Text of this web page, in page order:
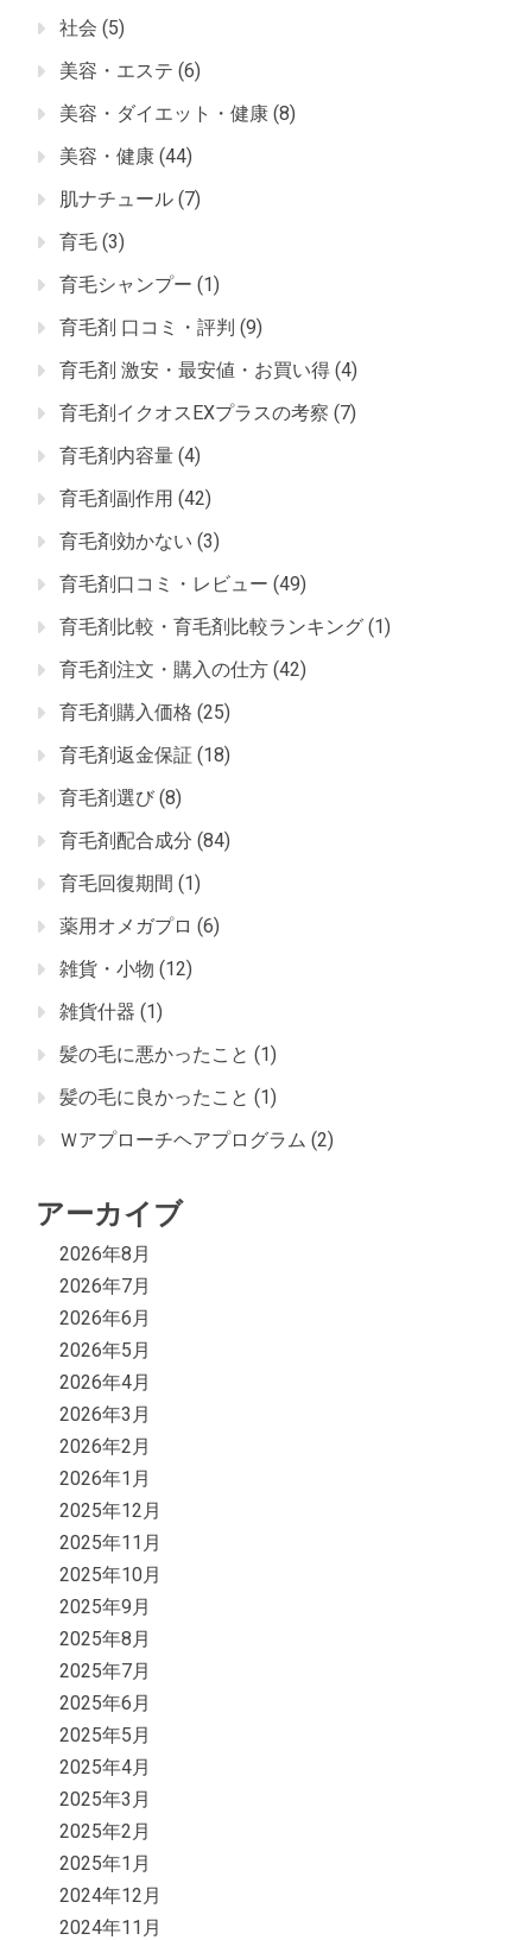
社会 (5)
美容・エステ (6)
美容・ダイエット・健康 (8)
美容・健康 (44)
肌ナチュール (7)
育毛 (3)
育毛シャンプー (1)
育毛剤 口コミ・評判 (9)
育毛剤 激安・最安値・お買い得 (4)
育毛剤イクオスEXプラスの考察 (7)
育毛剤内容量 (4)
育毛剤副作用 (42)
育毛剤効かない (3)
育毛剤口コミ・レビュー (49)
育毛剤比較・育毛剤比較ランキング (1)
育毛剤注文・購入の仕方 (42)
育毛剤購入価格 (25)
育毛剤返金保証 (18)
育毛剤選び (8)
育毛剤配合成分 (84)
育毛回復期間 (1)
薬用オメガプロ (6)
雑貨・小物 (12)
雑貨什器 (1)
髪の毛に悪かったこと (1)
髪の毛に良かったこと (1)
Ｗアプローチヘアプログラム (2)
アーカイブ
2026年8月
2026年7月
2026年6月
2026年5月
2026年4月
2026年3月
2026年2月
2026年1月
2025年12月
2025年11月
2025年10月
2025年9月
2025年8月
2025年7月
2025年6月
2025年5月
2025年4月
2025年3月
2025年2月
2025年1月
2024年12月
2024年11月